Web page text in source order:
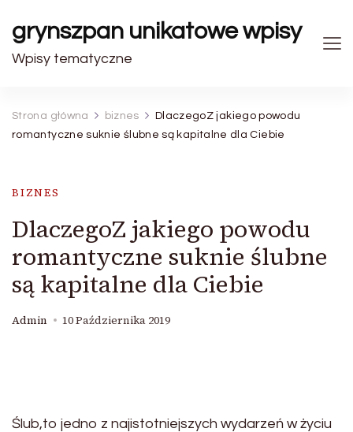
grynszpan unikatowe wpisy
Wpisy tematyczne
Strona główna biznes
DlaczegoZ jakiego powodu
romantyczne suknie ślubne są kapitalne dla Ciebie
BIZNES
DlaczegoZ jakiego powodu
romantyczne suknie ślubne
są kapitalne dla Ciebie
Admin 10 Października 2019
Ślub,to jedno z najistotniejszych wydarzeń w życiu